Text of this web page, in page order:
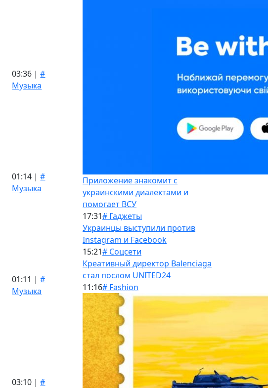
03:36 |#
Музыка
01:14 |#
Музыка
01:11 |#
Музыка
03:10 |#
Приложение знакомит с
украинскими диалектами и
помогает ВСУ
17:31# Гаджеты
Украинцы выступили против
Instagram и Facebook
15:21# Соцсети
Креативный директор Balenciaga
стал послом UNITED24
11:16# Fashion